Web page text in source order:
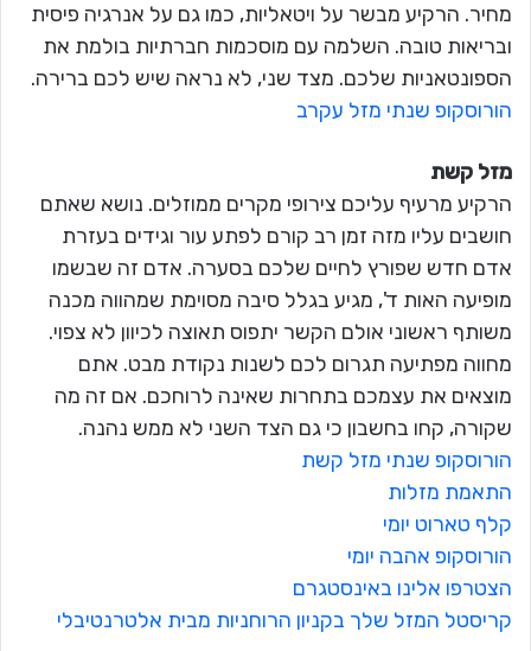
מחיר. הרקיע מבשר על ויטאליות, כמו גם על אנרגיה פיסית
ובריאות טובה. השלמה עם מוסכמות חברתיות בולמת את
הספונטאניות שלכם. מצד שני, לא נראה שיש לכם ברירה.
הורוסקופ שנתי מזל עקרב
מזל קשת
הרקיע מרעיף עליכם צירופי מקרים ממוזלים. נושא שאתם
חושבים עליו מזה זמן רב קורם לפתע עור וגידים בעזרת
אדם חדש שפורץ לחיים שלכם בסערה. אדם זה שבשמו
מופיעה האות ד', מגיע בגלל סיבה מסוימת שמהווה מכנה
משותף ראשוני אולם הקשר יתפוס תאוצה לכיוון לא צפוי.
מחווה מפתיעה תגרום לכם לשנות נקודת מבט. אתם
מוצאים את עצמכם בתחרות שאינה לרוחכם. אם זה מה
שקורה, קחו בחשבון כי גם הצד השני לא ממש נהנה.
הורוסקופ שנתי מזל קשת
התאמת מזלות
קלף טארוט יומי
הורוסקופ אהבה יומי
הצטרפו אלינו באינסטגרם
קריסטל המזל שלך בקניון הרוחניות מבית אלטרנטיבלי